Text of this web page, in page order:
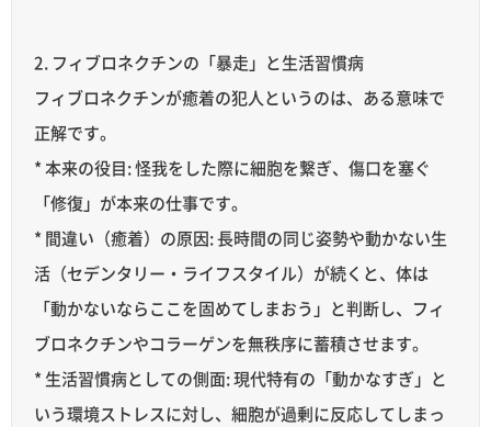
2. フィブロネクチンの「暴走」と生活習慣病
フィブロネクチンが癒着の犯人というのは、ある意味で
正解です。
* 本来の役目: 怪我をした際に細胞を繋ぎ、傷口を塞ぐ
「修復」が本来の仕事です。
* 間違い（癒着）の原因: 長時間の同じ姿勢や動かない生
活（セデンタリー・ライフスタイル）が続くと、体は
「動かないならここを固めてしまおう」と判断し、フィ
ブロネクチンやコラーゲンを無秩序に蓄積させます。
* 生活習慣病としての側面: 現代特有の「動かなすぎ」と
いう環境ストレスに対し、細胞が過剰に反応してしまっ